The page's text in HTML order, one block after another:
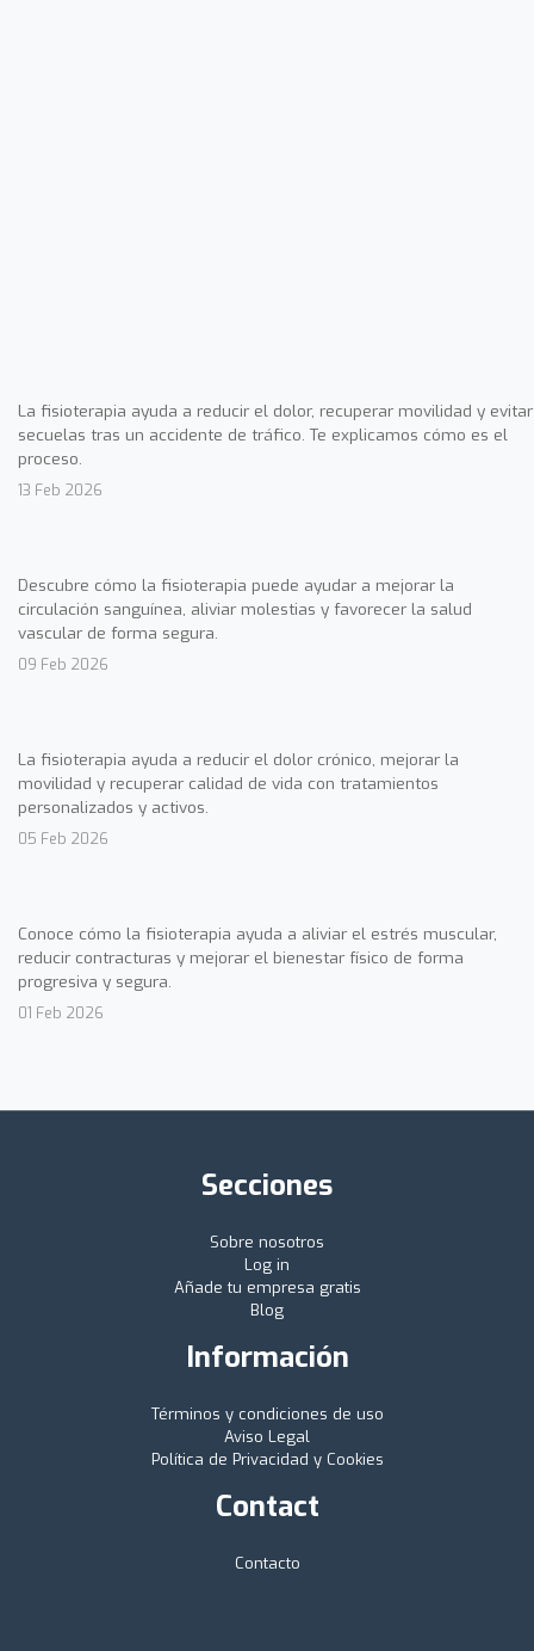
La fisioterapia ayuda a reducir el dolor, recuperar movilidad y evitar
secuelas tras un accidente de tráfico. Te explicamos cómo es el
proceso.
13 Feb 2026
Descubre cómo la fisioterapia puede ayudar a mejorar la
circulación sanguínea, aliviar molestias y favorecer la salud
vascular de forma segura.
09 Feb 2026
La fisioterapia ayuda a reducir el dolor crónico, mejorar la
movilidad y recuperar calidad de vida con tratamientos
personalizados y activos.
05 Feb 2026
Conoce cómo la fisioterapia ayuda a aliviar el estrés muscular,
reducir contracturas y mejorar el bienestar físico de forma
progresiva y segura.
01 Feb 2026
Secciones
Sobre nosotros
Log in
Añade tu empresa gratis
Blog
Información
Términos y condiciones de uso
Aviso Legal
Política de Privacidad y Cookies
Contact
Contacto